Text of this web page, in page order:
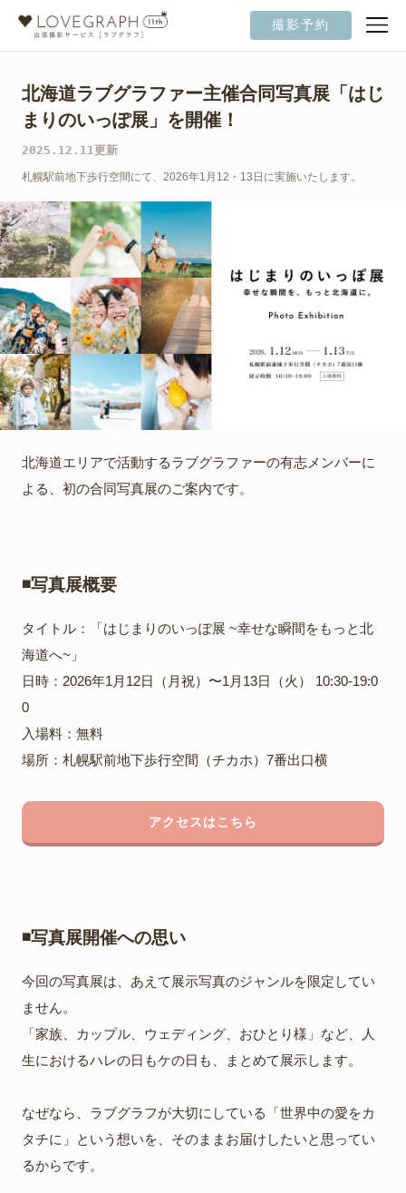
撮影予約
北海道ラブグラファー主催合同写真展「はじ
まりのいっぽ展」を開催！
2025.12.11更新
札幌駅前地下歩行空間にて、2026年1月12・13日に実施いたします。
北海道エリアで活動するラブグラファーの有志メンバーに
よる、初の合同写真展のご案内です。
◾️写真展概要
タイトル：「はじまりのいっぽ展 ~幸せな瞬間をもっと北
海道へ~」
日時：2026年1月12日（月祝）〜1月13日（火） 10:30-19:0
0
入場料：無料
場所：札幌駅前地下歩行空間（チカホ）7番出口横
アクセスはこちら
◾️写真展開催への思い
今回の写真展は、あえて展示写真のジャンルを限定してい
ません。
「家族、カップル、ウェディング、おひとり様」など、人
生におけるハレの日もケの日も、まとめて展示します。
なぜなら、ラブグラフが大切にしている「世界中の愛をカ
タチに」という想いを、そのままお届けしたいと思ってい
るからです。